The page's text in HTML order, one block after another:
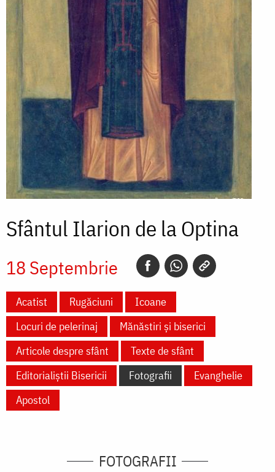
Sfântul Ilarion de la Optina
18 Septembrie
Acatist Rugăciuni
Icoane
Locuri de pelerinaj
Mănăstiri și biserici
Articole despre sfânt
Texte de sfânt
Editorialiștii Bisericii
Fotografii
Evanghelie
Apostol
FOTOGRAFII